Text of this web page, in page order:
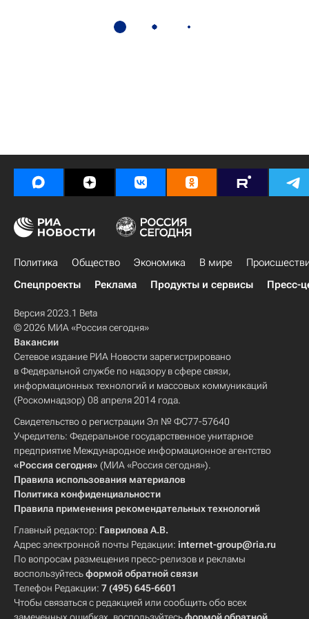
Политика Общество Экономика В мире
Спецпроекты
Реклама Продукты и сервисы Пресс-
Версия 2023.1 Beta
© 2026 МИА «Россия сегодня»
Вакансии
Сетевое издание РИА Новости зарегистрировано
в Федеральной службе по надзору в сфере связи,
информационных технологий и массовых коммуникаций
(Роскомнадзор) 08 апреля 2014 года.
Свидетельство о регистрации Эл № ФС77-57640
Учредитель: Федеральное государственное унитарное
предприятие Международное информационное агентство
«Россия сегодня» (МИА «Россия сегодня»).
Правила использования материалов
Политика конфиденциальности
Правила применения рекомендательных технологий
Главный редактор: Гаврилова А.В.
Адрес электронной почты Редакции: internet-group@ria.ru
По вопросам размещения пресс-релизов и рекламы
воспользуйтесьформой обратной связи
Телефон Редакции: 7 (495) 645-6601
Чтобы связаться с редакцией или сообщить обо всех